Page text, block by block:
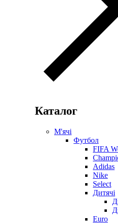
Каталог
М'ячі
Футбол
FIFA
Adidas
Nike
Select
Дитячі
Euro